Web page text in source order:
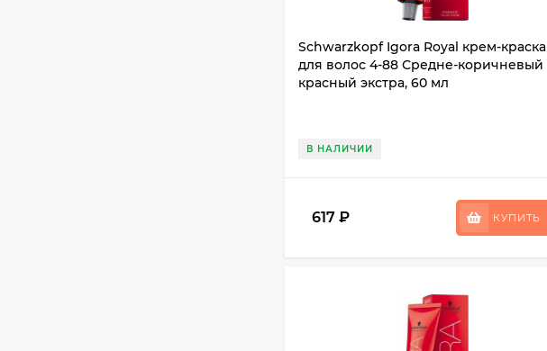
Schwarzkopf Igora Royal крем-краска
для волос 4-88 Средне-коричневый
красный экстра, 60 мл
В НАЛИЧИИ
617 ₽ КУПИТЬ